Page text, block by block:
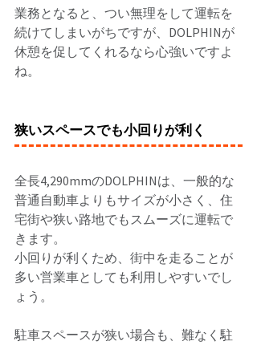
業務となると、つい無理をして運転を
続けてしまいがちですが、DOLPHINが
休憩を促してくれるなら心強いですよ
ね。
狭いスペースでも小回りが利く
全長4,290mmのDOLPHINは、一般的な
普通自動車よりもサイズが小さく、住
宅街や狭い路地でもスムーズに運転で
きます。
小回りが利くため、街中を走ることが
多い営業車としても利用しやすいでし
ょう。
駐車スペースが狭い場合も、難なく駐